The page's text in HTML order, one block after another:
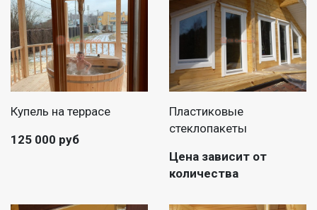
Купель на террасе
125 000 руб
Пластиковые
стеклопакеты
Цена зависит от
количества